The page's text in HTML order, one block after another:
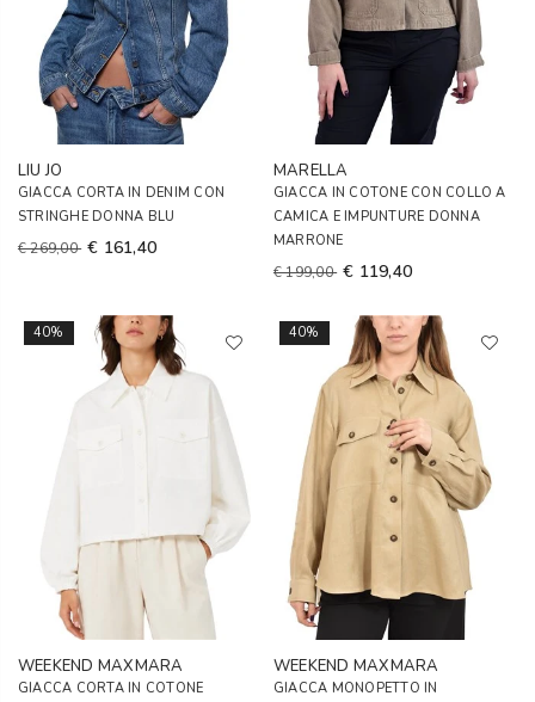
LIU JO
GIACCA CORTA IN DENIM CON
STRINGHE DONNA BLU
€ 269,00 € 161,40
MARELLA
GIACCA IN COTONE CON COLLO A
CAMICA E IMPUNTURE DONNA
MARRONE
€ 199,00 € 119,40
40%
WEEKEND MAXMARA
GIACCA CORTA IN COTONE
40%
WEEKEND MAXMARA
GIACCA MONOPETTO IN